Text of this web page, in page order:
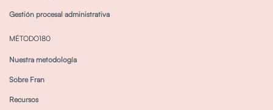
Gestión procesal administrativa
MÉTODO180
Nuestra metodología
Sobre Fran
Recursos